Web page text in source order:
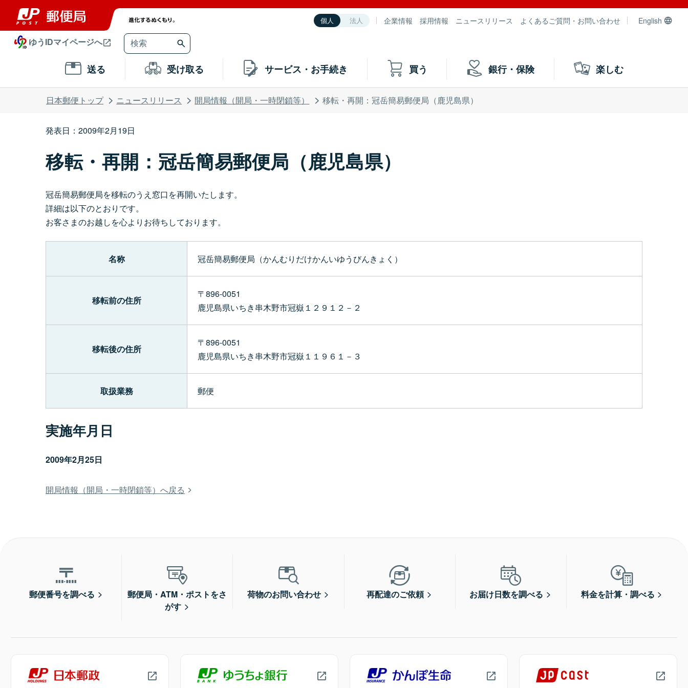
個人 法人 企業情報 採用情報 ニュースリリース よくあるご質問・お問い合わせ English
ゆうIDマイページへ
送る 受け取る サービス・お手続き 買う 銀行・保険 楽しむ
日本郵便トップ ニュースリリース 開局情報（開局・一時閉鎖等） 移転・再開：冠岳簡易郵便局（鹿児島県）
発表日：2009年2月19日
移転・再開：冠岳簡易郵便局（鹿児島県）
冠岳簡易郵便局を移転のうえ窓口を再開いたします。
詳細は以下のとおりです。
お客さまのお越しを心よりお待ちしております。
名称 冠岳簡易郵便局（かんむりだけかんいゆうびんきょく）
移転前の住所
〒896-0051
鹿児島県いちき串木野市冠嶽１２９１２－２
移転後の住所
〒896-0051
鹿児島県いちき串木野市冠嶽１１９６１－３
取扱業務 郵便
実施年月日
2009年2月25日
開局情報（開局・一時閉鎖等）へ戻る
郵便番号を調べる
郵便局・ATM・ポストをさ
がす
荷物のお問い合わせ 再配達のご依頼 お届け日数を調べる 料金を計算・調べる